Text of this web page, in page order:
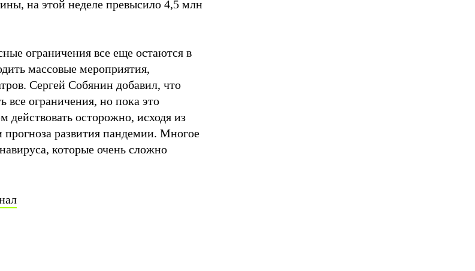
на этой неделе превысило 4,5 млн
ограничения все еще остаются в
массовые мероприятия,
Сергей Собянин добавил, что
ограничения, но пока это
осторожно, исходя из
развития пандемии. Многое
которые очень сложно